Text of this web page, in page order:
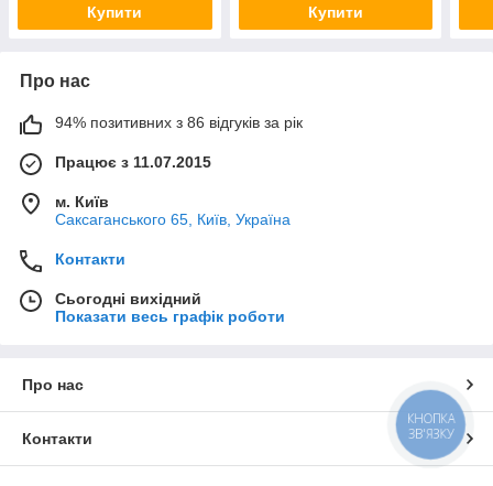
Купити Купити
Про нас
94% позитивних з 86 відгуків за рік
Працює з 11.07.2015
м. Київ
Саксаганського 65, Київ, Україна
Контакти
Сьогодні вихідний
Показати весь графік роботи
Про нас
Контакти
КНОПКА
ЗВ'ЯЗКУ